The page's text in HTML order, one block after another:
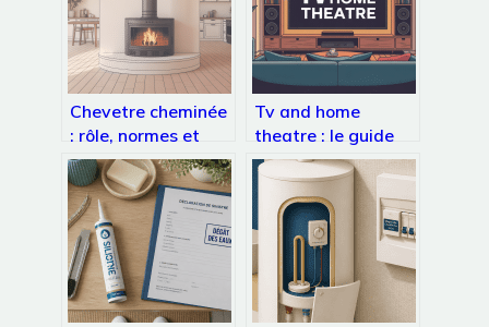
Chevetre cheminée
: rôle, normes et
réalisation pas à
pas
Tv and home
theatre : le guide
complet pour choisir
et bien configurer